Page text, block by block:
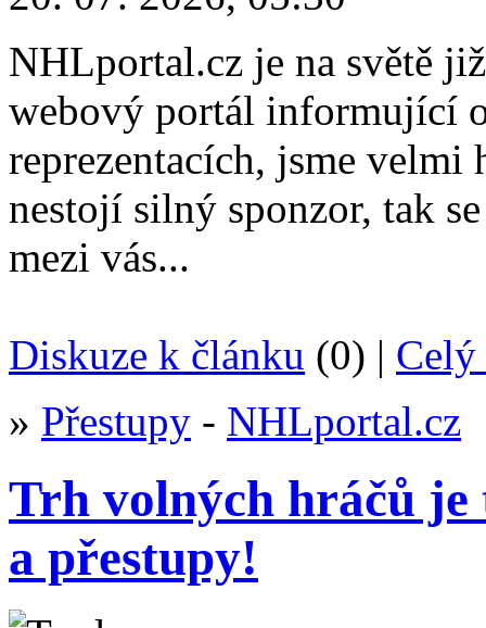
NHLportal.cz je na světě
webový portál informující
reprezentacích, jsme
nestojí silný sponzor, tak
mezi vás...
Diskuze k článku (0) | Celý
» Přestupy - NHLportal.cz
Trh volných hráčů je
a přestupy!